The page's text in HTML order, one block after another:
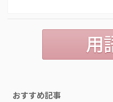
おすすめ記事